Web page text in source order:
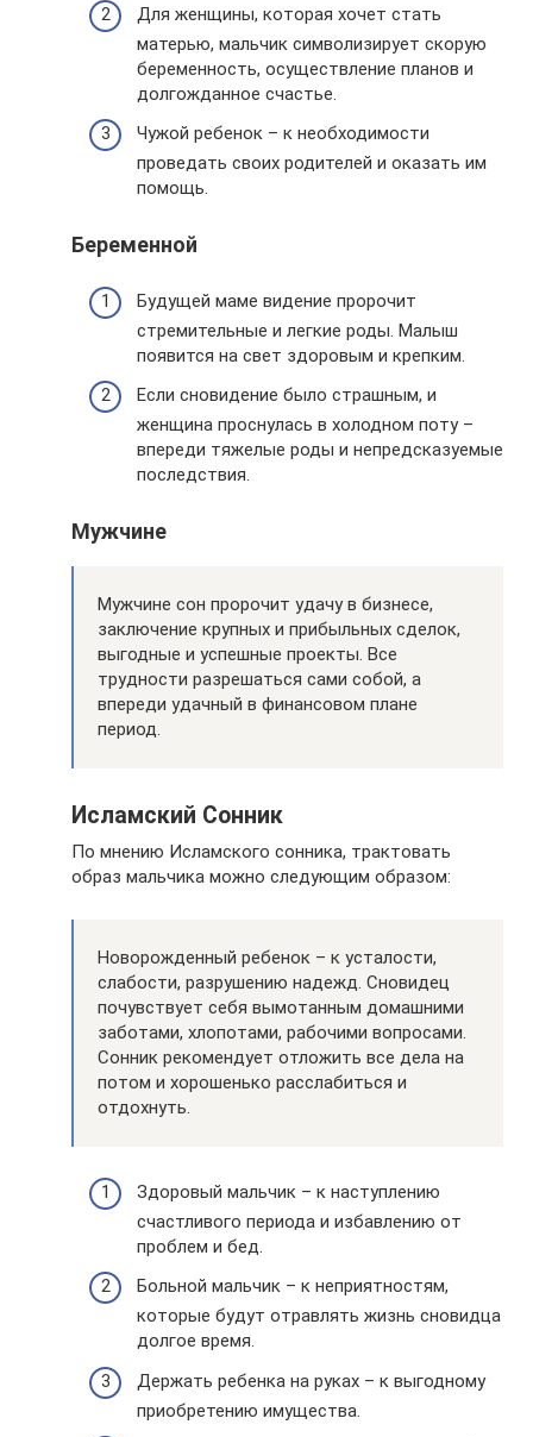
Для женщины, которая хочет стать
матерью, мальчик символизирует скорую
беременность, осуществление планов и
долгожданное счастье.
Чужой ребенок – к необходимости
проведать своих родителей и оказать им
помощь.
Беременной
Будущей маме видение пророчит
стремительные и легкие роды. Малыш
появится на свет здоровым и крепким.
Если сновидение было страшным, и
женщина проснулась в холодном поту –
впереди тяжелые роды и непредсказуемые
последствия.
Мужчине
Мужчине сон пророчит удачу в бизнесе,
заключение крупных и прибыльных сделок,
выгодные и успешные проекты. Все
трудности разрешаться сами собой, а
впереди удачный в финансовом плане
период.
Исламский Сонник
По мнению Исламского сонника, трактовать
образ мальчика можно следующим образом:
Новорожденный ребенок – к усталости,
слабости, разрушению надежд. Сновидец
почувствует себя вымотанным домашними
заботами, хлопотами, рабочими вопросами.
Сонник рекомендует отложить все дела на
потом и хорошенько расслабиться и
отдохнуть.
Здоровый мальчик – к наступлению
счастливого периода и избавлению от
проблем и бед.
Больной мальчик – к неприятностям,
которые будут отравлять жизнь сновидца
долгое время.
Держать ребенка на руках – к выгодному
приобретению имущества.